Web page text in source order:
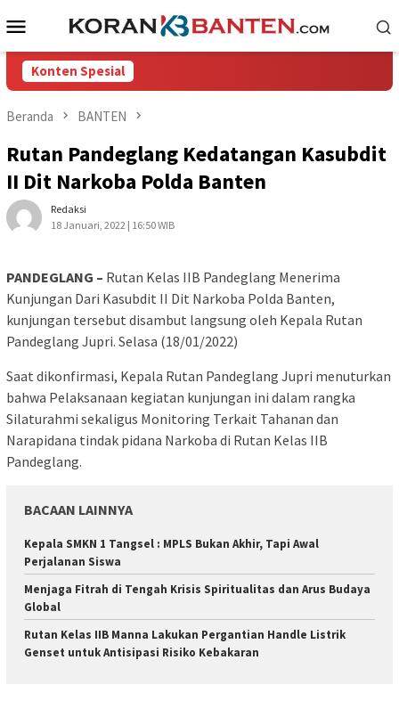
ke
Menu
Mobile
Konten Spesial
Beranda BANTEN
Rutan Pandeglang Kedatangan Kasubdit
II Dit Narkoba Polda Banten
Redaksi
18 Januari, 2022 | 16:50 WIB
PANDEGLANG – Rutan Kelas IIB Pandeglang Menerima
Kunjungan Dari Kasubdit II Dit Narkoba Polda Banten,
kunjungan tersebut disambut langsung oleh Kepala Rutan
Pandeglang Jupri. Selasa (18/01/2022)
Saat dikonfirmasi, Kepala Rutan Pandeglang Jupri menuturkan
bahwa Pelaksanaan kegiatan kunjungan ini dalam rangka
Silaturahmi sekaligus Monitoring Terkait Tahanan dan
Narapidana tindak pidana Narkoba di Rutan Kelas IIB
Pandeglang.
BACAAN LAINNYA
Kepala SMKN 1 Tangsel : MPLS Bukan Akhir, Tapi Awal
Perjalanan Siswa
Menjaga Fitrah di Tengah Krisis Spiritualitas dan Arus Budaya
Global
Rutan Kelas IIB Manna Lakukan Pergantian Handle Listrik
Genset untuk Antisipasi Risiko Kebakaran